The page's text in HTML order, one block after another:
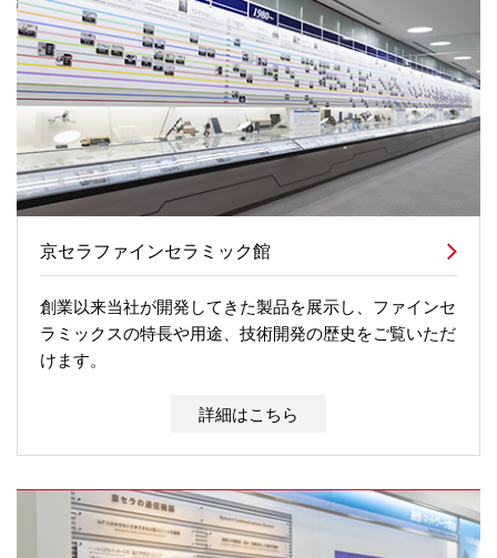
京セラファインセラミック館
創業以来当社が開発してきた製品を展示し、ファインセ
ラミックスの特長や用途、技術開発の歴史をご覧いただ
けます。
詳細はこちら